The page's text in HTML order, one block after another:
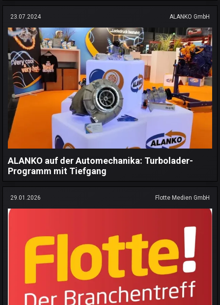
23.07.2024 ALANKO GmbH
ALANKO auf der Automechanika: Turbolader-
Programm mit Tiefgang
29.01.2026 Flotte Medien GmbH